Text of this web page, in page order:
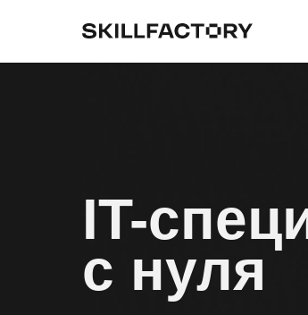
IT-
с нуля